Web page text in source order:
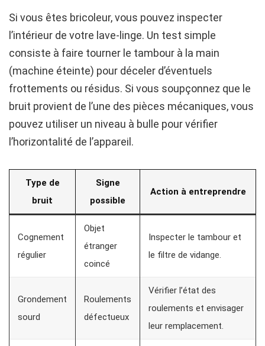
Si vous êtes bricoleur, vous pouvez inspecter
l’intérieur de votre lave-linge. Un test simple
consiste à faire tourner le tambour à la main
(machine éteinte) pour déceler d’éventuels
frottements ou résidus. Si vous soupçonnez que le
bruit provient de l’une des pièces mécaniques, vous
pouvez utiliser un niveau à bulle pour vérifier
l’horizontalité de l’appareil.
Type de
bruit
Signe
possible
Action à entreprendre
Cognement
régulier
Objet
étranger
coincé
Inspecter le tambour et
le filtre de vidange.
Grondement
sourd
Roulements
défectueux
Vérifier l’état des
roulements et envisager
leur remplacement.